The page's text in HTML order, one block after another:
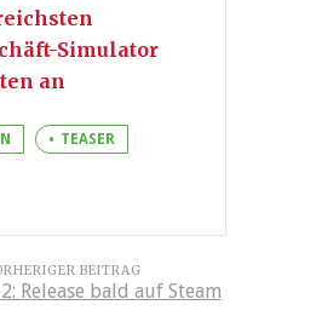
Simulator
an
TEASER
BEITRAG
Release bald auf Steam